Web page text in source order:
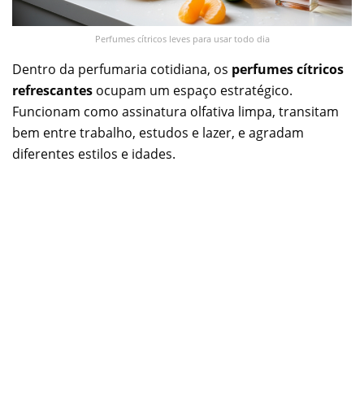
Perfumes cítricos leves para usar todo dia
Dentro da perfumaria cotidiana, os perfumes cítricos
refrescantes ocupam um espaço estratégico.
Funcionam como assinatura olfativa limpa, transitam
bem entre trabalho, estudos e lazer, e agradam
diferentes estilos e idades.